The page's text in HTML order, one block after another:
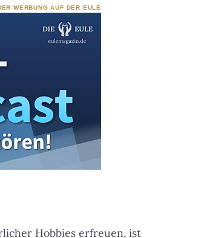
WERBUNG AUF DER EULE
Hobbies erfreuen, ist